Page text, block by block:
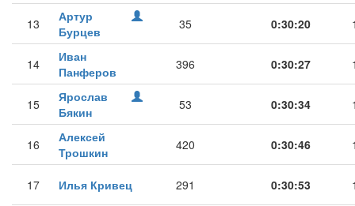
13
Артур
Бурцев
35 0:30:20
14
Иван
Панферов
396 0:30:27
15
Ярослав
Бякин
53 0:30:34
16
Алексей
Трошкин
420 0:30:46
17 Илья Кривец 291 0:30:53